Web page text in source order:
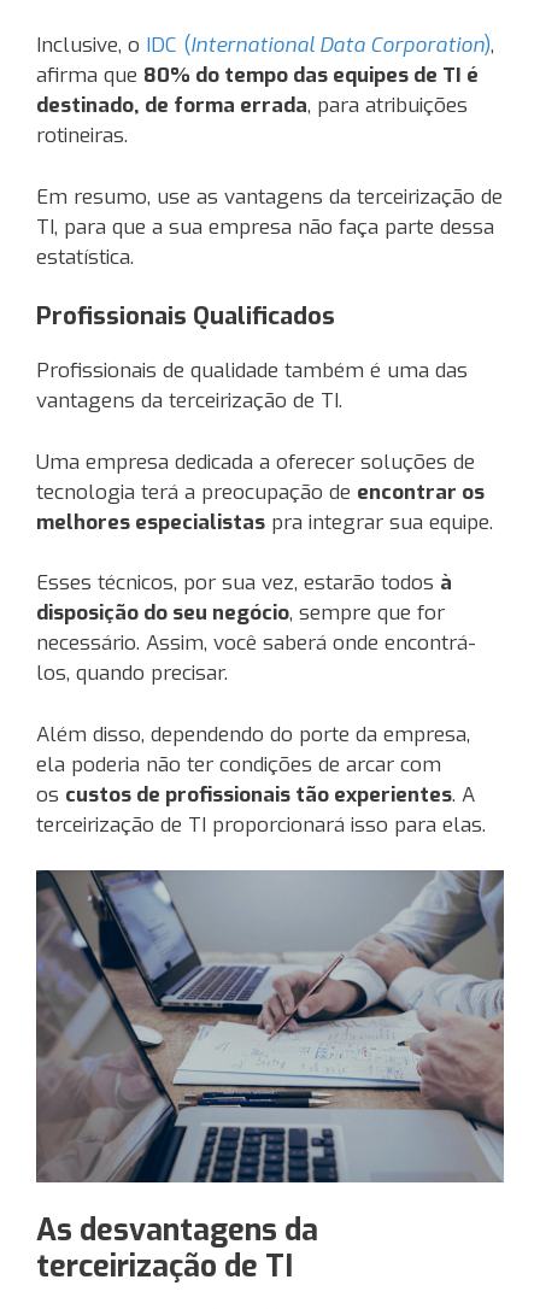
Inclusive, o IDC (International Data Corporation),
afirma que 80% do tempo das equipes de TI é
destinado, de forma errada, para atribuições
rotineiras.
Em resumo, use as vantagens da terceirização de
TI, para que a sua empresa não faça parte dessa
estatística.
Profissionais Qualificados
Profissionais de qualidade também é uma das
vantagens da terceirização de TI.
Uma empresa dedicada a oferecer soluções de
tecnologia terá a preocupação de encontrar os
melhores especialistas pra integrar sua equipe.
Esses técnicos, por sua vez, estarão todos à
disposição do seu negócio, sempre que for
necessário. Assim, você saberá onde encontrá-
los, quando precisar.
Além disso, dependendo do porte da empresa,
ela poderia não ter condições de arcar com
os custos de profissionais tão experientes. A
terceirização de TI proporcionará isso para elas.
As desvantagens da
terceirização de TI